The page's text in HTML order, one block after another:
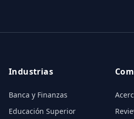
Industrias
Banca y Finanzas
Educación Superior